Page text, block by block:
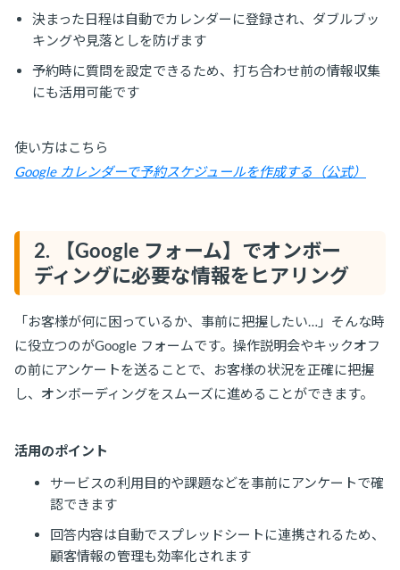
決まった日程は自動でカレンダーに登録され、ダブルブッ
キングや見落としを防げます
予約時に質問を設定できるため、打ち合わせ前の情報収集
にも活用可能です
使い方はこちら
Google カレンダーで予約スケジュールを作成する（公式）
2. 【Google フォーム】でオンボー
ディングに必要な情報をヒアリング
「お客様が何に困っているか、事前に把握したい…」そんな時
に役立つのがGoogle フォームです。操作説明会やキックオフ
の前にアンケートを送ることで、お客様の状況を正確に把握
し、オンボーディングをスムーズに進めることができます。
活用のポイント
サービスの利用目的や課題などを事前にアンケートで確
認できます
回答内容は自動でスプレッドシートに連携されるため、
顧客情報の管理も効率化されます